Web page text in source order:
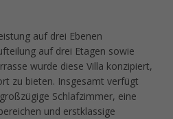
auf drei Ebenen
auf drei Etagen sowie
wurde diese Villa konzipiert,
zu bieten. Insgesamt verfügt
Schlafzimmer, eine
und erstklassige